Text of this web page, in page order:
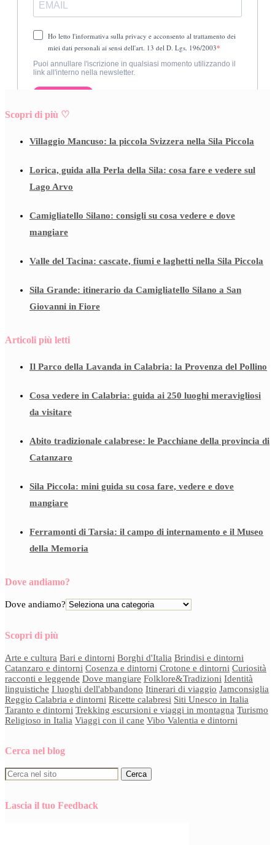
Scopri di più ♡
Villaggio Mancuso: la piccola Svizzera nella Sila Piccola
Lorica, guida alla Perla della Sila: cosa fare e vedere sul
Lago Arvo
Camigliatello Silano: consigli su cosa vedere e dove
mangiare
Valle del Tacina: cascate, fiumi e laghetti nella Sila Piccola
Sila Grande: itinerario da Camigliatello Silano a San
Giovanni in Fiore
Articoli più letti
Il Parco della Lavanda in Calabria: la Provenza del Pollino
Cosa vedere in Calabria: guida ai 250 luoghi meravigliosi
da visitare
Abito tradizionale calabrese: le Pacchiane della provincia di
Catanzaro
Sila Piccola: mini guida su cosa fare, vedere e dove
mangiare
Ferramonti di Tarsia: il campo di internamento e il Museo
della Memoria
Dove andiamo?
Dove andiamo?
Scopri di più
Arte e cultura Bari e dintorni Borghi d'Italia Brindisi e dintorni
Catanzaro e dintorni Cosenza e dintorni Crotone e dintorni Curiosità
racconti e leggende Dove mangiare Folklore&Tradizioni Identità
linguistiche I luoghi dell'abbandono Itinerari di viaggio Jamconsiglia
Reggio Calabria e dintorni Ricette calabresi Siti Unesco in Italia
Taranto e dintorni Trekking escursioni e viaggi in montagna Turismo
Religioso in Italia Viaggi con il cane Vibo Valentia e dintorni
Cerca nel blog
Lascia il tuo Feedback